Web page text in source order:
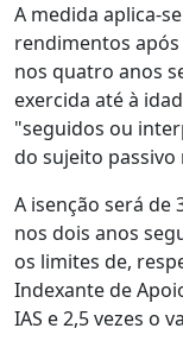
A medida aplica-
rendimentos
nos quatro anos
exercida até à
"seguidos ou
do sujeito passivo
A isenção será de
nos dois anos
os limites de,
Indexante de
IAS e 2,5 vezes o